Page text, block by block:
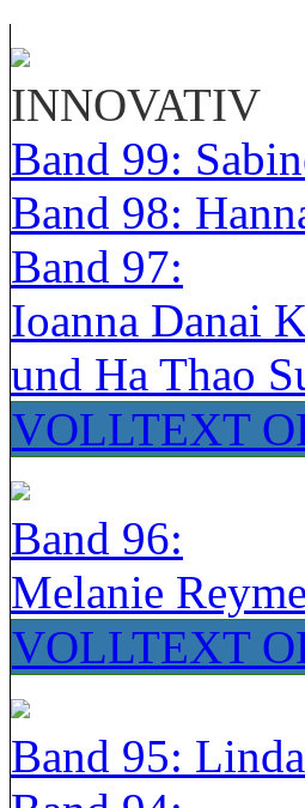
INNOVATIV
Band 99:
Band 98:
Band 97:
Ioanna Danai
und Ha Thao
VOLLTEXT
Band 96:
Melanie
VOLLTEXT
Band 95: